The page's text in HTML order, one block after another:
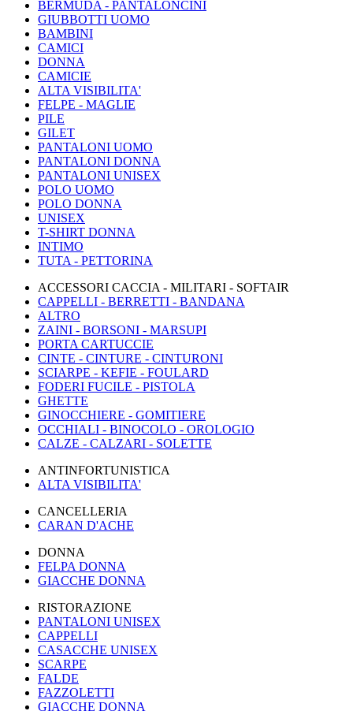
BERMUDA - PANTALONCINI
GIUBBOTTI UOMO
BAMBINI
CAMICI
DONNA
CAMICIE
ALTA VISIBILITA'
FELPE - MAGLIE
PILE
GILET
PANTALONI UOMO
PANTALONI DONNA
PANTALONI UNISEX
POLO UOMO
POLO DONNA
UNISEX
T-SHIRT DONNA
INTIMO
TUTA - PETTORINA
ACCESSORI CACCIA - MILITARI - SOFTAIR
CAPPELLI - BERRETTI - BANDANA
ALTRO
ZAINI - BORSONI - MARSUPI
PORTA CARTUCCIE
CINTE - CINTURE - CINTURONI
SCIARPE - KEFIE - FOULARD
FODERI FUCILE - PISTOLA
GHETTE
GINOCCHIERE - GOMITIERE
OCCHIALI - BINOCOLO - OROLOGIO
CALZE - CALZARI - SOLETTE
ANTINFORTUNISTICA
ALTA VISIBILITA'
CANCELLERIA
CARAN D'ACHE
DONNA
FELPA DONNA
GIACCHE DONNA
RISTORAZIONE
PANTALONI UNISEX
CAPPELLI
CASACCHE UNISEX
SCARPE
FALDE
FAZZOLETTI
GIACCHE DONNA